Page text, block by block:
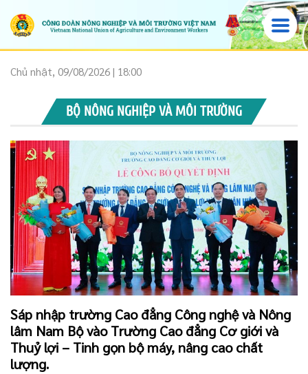
Chủ nhật, 09/08/2026 | 18:00
BỘ NÔNG NGHIỆP VÀ MÔI TRƯỜNG
Sáp nhập trường Cao đẳng Công nghệ và Nông
lâm Nam Bộ vào Trường Cao đẳng Cơ giới và
Thuỷ lợi – Tinh gọn bộ máy, nâng cao chất
lượng.